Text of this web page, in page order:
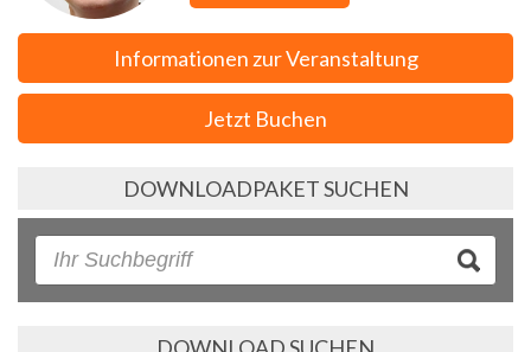
Informationen zur Veranstaltung
Jetzt Buchen
DOWNLOADPAKET SUCHEN